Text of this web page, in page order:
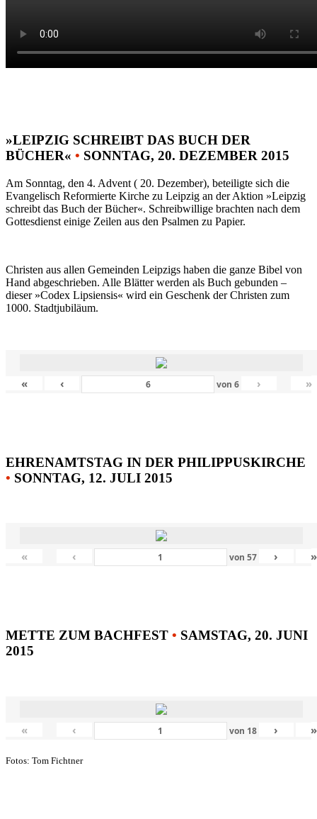
»LEIPZIG SCHREIBT DAS BUCH DER
BÜCHER« • SONNTAG, 20. DEZEMBER 2015
Am Sonntag, den 4. Advent ( 20. Dezember), beteiligte sich die
Evangelisch Reformierte Kirche zu Leipzig an der Aktion »Leipzig
schreibt das Buch der Bücher«. Schreibwillige brachten nach dem
Gottesdienst einige Zeilen aus den Psalmen zu Papier.
Christen aus allen Gemeinden Leipzigs haben die ganze Bibel von
Hand abgeschrieben. Alle Blätter werden als Buch gebunden –
dieser »Codex Lipsiensis« wird ein Geschenk der Christen zum
1000. Stadtjubiläum.
« ‹ von6 › »
EHRENAMTSTAG IN DER PHILIPPUSKIRCHE
• SONNTAG, 12. JULI 2015
« ‹ von 57 › »
METTE ZUM BACHFEST • SAMSTAG, 20. JUNI
2015
« ‹ von 18 › »
Fotos: Tom Fichtner